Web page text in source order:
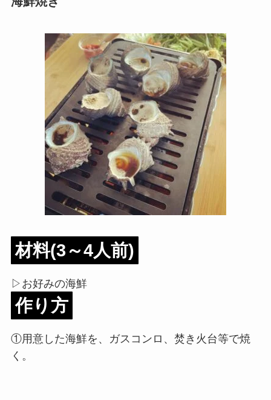
材料(3～4人前)
▷お好みの海鮮
作り方
①用意した海鮮を、ガスコンロ、焚き火台等で焼
く。